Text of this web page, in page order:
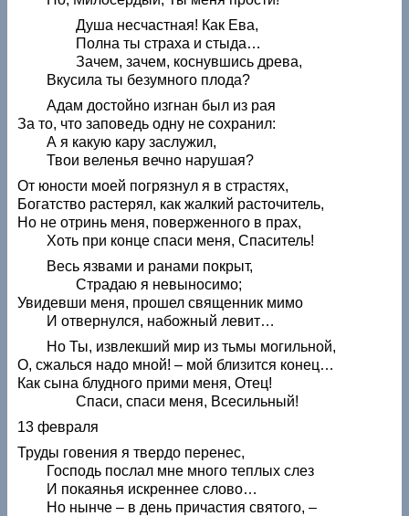
Душа несчастная! Как Ева,
Полна ты страха и стыда…
Зачем, зачем, коснувшись древа,
Вкусила ты безумного плода?
Адам достойно изгнан был из рая
За то, что заповедь одну не сохранил:
А я какую кару заслужил,
Твои веленья вечно нарушая?
От юности моей погрязнул я в страстях,
Богатство растерял, как жалкий расточитель,
Но не отринь меня, поверженного в прах,
Хоть при конце спаси меня, Спаситель!
Весь язвами и ранами покрыт,
Страдаю я невыносимо;
Увидевши меня, прошел священник мимо
И отвернулся, набожный левит…
Но Ты, извлекший мир из тьмы могильной,
О, сжалься надо мной! – мой близится конец…
Как сына блудного прими меня, Отец!
Спаси, спаси меня, Всесильный!
13 февраля
Труды говения я твердо перенес,
Господь послал мне много теплых слез
И покаянья искреннее слово…
Но нынче – в день причастия святого, –